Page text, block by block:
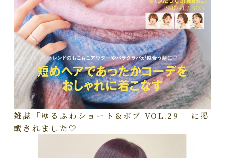
雑誌「ゆるふわショート&ボブ VOL.29 」に掲
載されました🤍